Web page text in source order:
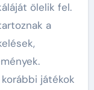
ölelik fel.
a
játékok